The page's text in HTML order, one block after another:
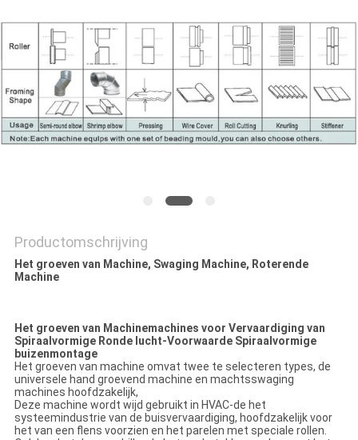
EEN
OFFERTE
SITEMAP
PRIVACY
Productomschrijving
Het groeven van Machine, Swaging Machine, Roterende
Machine
Het groeven van Machinemachines voor Vervaardiging van
Spiraalvormige Ronde lucht-Voorwaarde Spiraalvormige
buizenmontage
Het groeven van machine omvat twee te selecteren types, de
universele hand groevend machine en machtsswaging
machines hoofdzakelijk,
Deze machine wordt wijd gebruikt in HVAC-de het
systeemindustrie van de buisvervaardiging, hoofdzakelijk voor
het van een flens voorzien en het parelen met speciale rollen.